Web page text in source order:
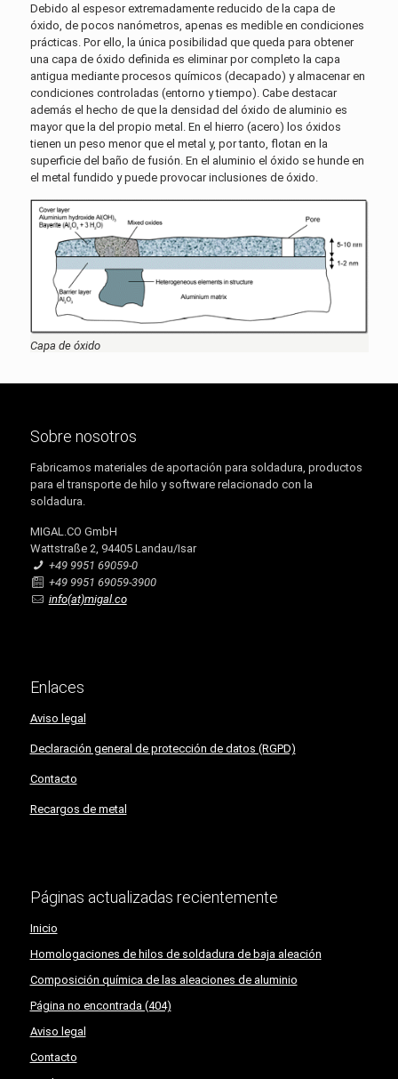
Debido al espesor extremadamente reducido de la capa de
óxido, de pocos nanómetros, apenas es medible en condiciones
prácticas. Por ello, la única posibilidad que queda para obtener
una capa de óxido definida es eliminar por completo la capa
antigua mediante procesos químicos (decapado) y almacenar en
condiciones controladas (entorno y tiempo). Cabe destacar
además el hecho de que la densidad del óxido de aluminio es
mayor que la del propio metal. En el hierro (acero) los óxidos
tienen un peso menor que el metal y, por tanto, flotan en la
superficie del baño de fusión. En el aluminio el óxido se hunde en
el metal fundido y puede provocar inclusiones de óxido.
Capa de óxido
Sobre nosotros
Fabricamos materiales de aportación para soldadura, productos
para el transporte de hilo y software relacionado con la
soldadura.
MIGAL.CO GmbH
Wattstraße 2, 94405 Landau/Isar
+49 9951 69059-0
+49 9951 69059-3900
info(at)migal.co
Enlaces
Aviso legal
Declaración general de protección de datos (RGPD)
Contacto
Recargos de metal
Páginas actualizadas recientemente
Inicio
Homologaciones de hilos de soldadura de baja aleación
Composición química de las aleaciones de aluminio
Página no encontrada (404)
Aviso legal
Contacto